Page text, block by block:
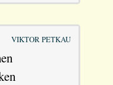
VIKTOR PETKAU